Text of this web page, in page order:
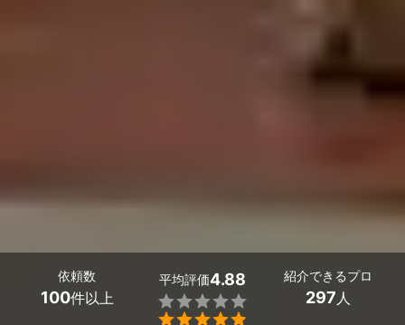
依頼数
100件以上
平均評価4.88


紹介できるプロ
297人